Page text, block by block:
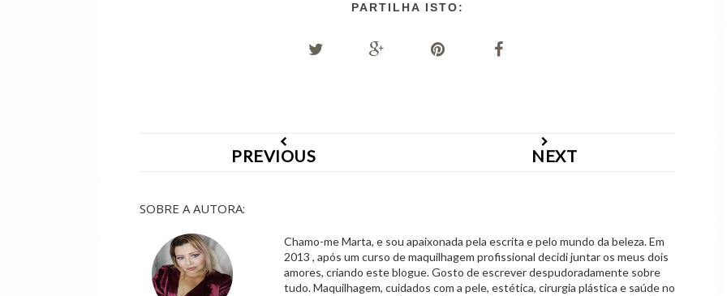
PARTILHA ISTO:
NEXT
PREVIOUS
SOBRE A AUTORA:
Chamo-me Marta, e sou apaixonada pela escrita e pelo mundo da beleza. Em
2013 , após um curso de maquilhagem profissional decidi juntar os meus dois
amores, criando este blogue. Gosto de escrever despudoradamente sobre
tudo. Maquilhagem, cuidados com a pele, estética, cirurgia plástica e saúde no